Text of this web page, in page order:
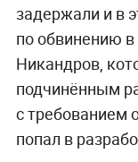
задержали и в
по обвинению в
Никандров,
подчинённым
с требованием
попал в